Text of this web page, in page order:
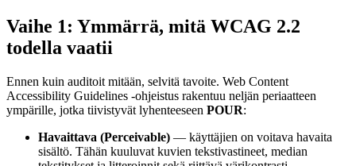
Vaihe 1: Ymmärrä, mitä WCAG 2.2
todella vaatii
Ennen kuin auditoit mitään, selvitä tavoite. Web Content
Accessibility Guidelines -ohjeistus rakentuu neljän periaatteen
ympärille, jotka tiivistyvät lyhenteeseen POUR:
Havaittava (Perceivable) — käyttäjien on voitava havaita
sisältö. Tähän kuuluvat kuvien tekstivastineet, median